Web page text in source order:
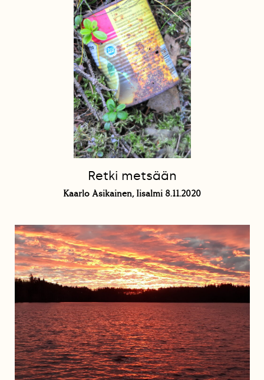
Retki metsään
Kaarlo Asikainen, Iisalmi 8.11.2020